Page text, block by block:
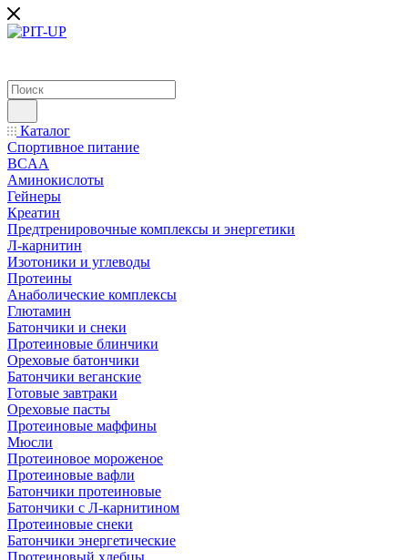
Каталог
Спортивное питание
BCAA
Аминокислоты
Гейнеры
Креатин
Предтренировочные комплексы и энергетики
Л-карнитин
Изотоники и углеводы
Протеины
Анаболические комплексы
Глютамин
Батончики и снеки
Протеиновые блинчики
Ореховые батончики
Батончики веганские
Готовые завтраки
Ореховые пасты
Протеиновые маффины
Мюсли
Протеиновое мороженое
Протеиновые вафли
Батончики протеиновые
Батончики с Л-карнитином
Протеиновые снеки
Батончики энергетические
Протеиновый хлебцы